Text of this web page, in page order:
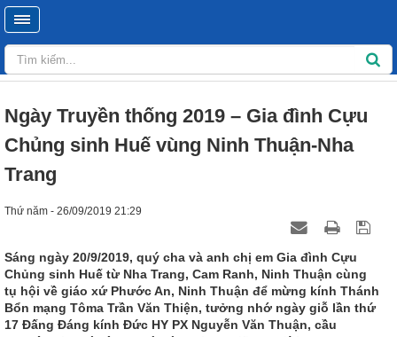
Ngày Truyền thống 2019 – Gia đình Cựu
Chủng sinh Huế vùng Ninh Thuận-Nha
Trang
Thứ năm - 26/09/2019 21:29
Sáng ngày 20/9/2019, quý cha và anh chị em Gia đình Cựu
Chủng sinh Huế từ Nha Trang, Cam Ranh, Ninh Thuận cùng
tụ hội về giáo xứ Phước An, Ninh Thuận để mừng kính Thánh
Bổn mạng Tôma Trần Văn Thiện, tưởng nhớ ngày giỗ lần thứ
17 Đấng Đáng kính Đức HY PX Nguyễn Văn Thuận, cầu